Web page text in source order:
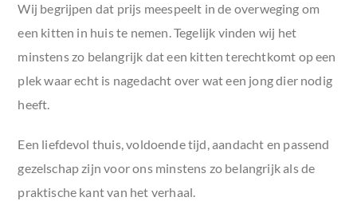
Wij begrijpen dat prijs meespeelt in de overweging om
een kitten in huis te nemen. Tegelijk vinden wij het
minstens zo belangrijk dat een kitten terechtkomt op een
plek waar echt is nagedacht over wat een jong dier nodig
heeft.
Een liefdevol thuis, voldoende tijd, aandacht en passend
gezelschap zijn voor ons minstens zo belangrijk als de
praktische kant van het verhaal.